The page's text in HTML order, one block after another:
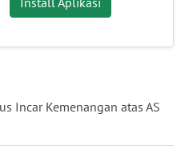
Incar Kemenangan atas AS